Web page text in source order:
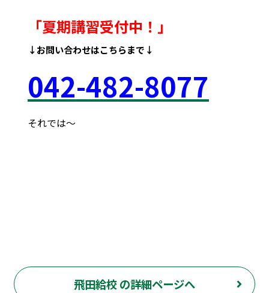
「夏期講習受付中！ 」
↓お問い合わせはこちらまで↓
042-482-8077
それでは～府中市 調布市 三鷹市 世田谷区 稲城市 飛田給
飛田給校 の詳細ページへ